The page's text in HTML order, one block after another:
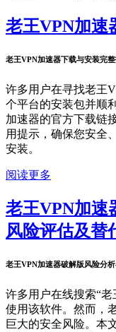
老王VPN加速
老王VPN加速器下载与安装完
许多用户在寻找老王
个平台的安装包并顺
加速器的官方下载链
用提示，确保您安全
安装。
阅读更多
老王VPN加速
风险评估及替
老王VPN加速器破解版风险分
许多用户在线搜索“
使用该软件。然而，
巨大的安全风险。本